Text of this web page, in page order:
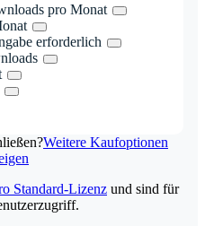
pro Monat
erforderlich
Weitere Kaufoptionen
Standard-Lizenz und sind für